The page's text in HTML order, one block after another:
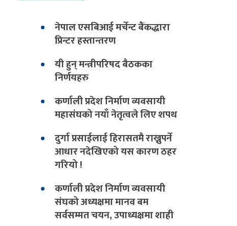
नेपाल एसबिआई मर्चेन्ट बैंकद्धारा
प्रिन्टर हस्तान्तरण
यी हुन् मन्त्रीपरिषद बैठकका
निर्णयहरु
कर्णाली प्रदेश निर्माण व्यवसायी
महासंघको नयाँ नेतृत्वले लिए शपथ
दुर्गा प्रसाईलाई हिरासतमै राख्नुपर्ने
आधार नदेखिएको यस कारण ठहर
गरियो !
कर्णाली प्रदेश निर्माण व्यवसायी
संघको अध्यक्षमा मानव बम
सर्वसम्मत चयन, उपाध्यक्षमा शाही